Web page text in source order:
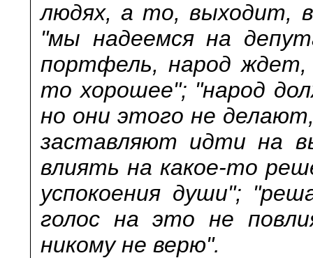
людях, а то, выходит,
"мы надеемся на
портфель, народ
то хорошее"; "народ
но они этого не
заставляют идти на
влиять на какое-то
успокоения души";
голос на это не
никому не верю".